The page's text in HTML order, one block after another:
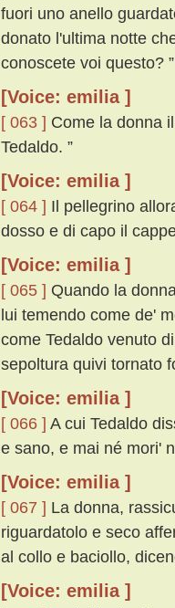
fuori uno anello
donato l'ultima notte
conoscete voi questo? ”
[Voice: emilia ]
[ 063 ] Come la donna
Tedaldo. ”
[Voice: emilia ]
[ 064 ] Il pellegrino
dosso e di capo il
[Voice: emilia ]
[ 065 ] Quando la
lui temendo come de'
come Tedaldo venuto
sepoltura quivi tornato
[Voice: emilia ]
[ 066 ] A cui Tedaldo
e sano, e mai né mori'
[Voice: emilia ]
[ 067 ] La donna,
riguardatolo e seco
al collo e baciollo,
[Voice: emilia ]